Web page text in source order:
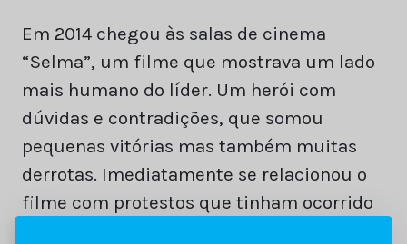
Em 2014 chegou às salas de cinema
“Selma”, um filme que mostrava um lado
mais humano do líder. Um herói com
dúvidas e contradições, que somou
pequenas vitórias mas também muitas
derrotas. Imediatamente se relacionou o
filme com protestos que tinham ocorrido